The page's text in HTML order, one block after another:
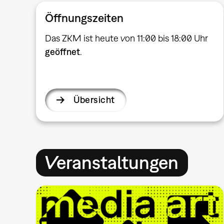
Öffnungszeiten
Das ZKM ist heute von 11:00 bis 18:00 Uhr
geöffnet.
Übersicht
Veranstaltungen